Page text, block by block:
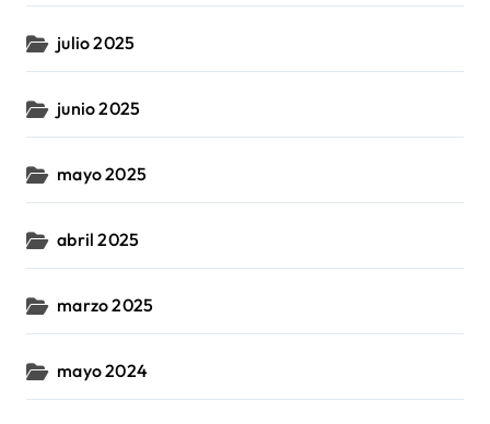
julio 2025
junio 2025
mayo 2025
abril 2025
marzo 2025
mayo 2024